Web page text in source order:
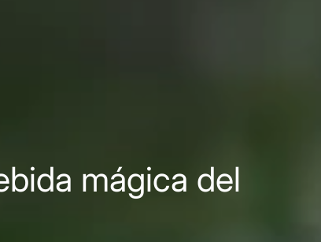
mágica del